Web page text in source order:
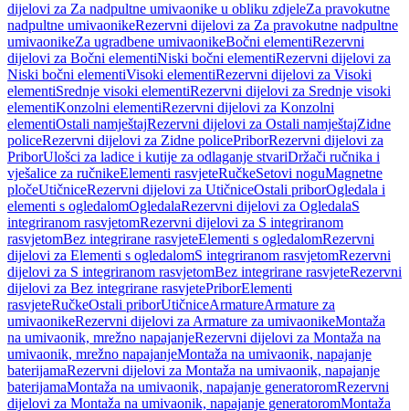
dijelovi za Za nadpultne umivaonike u obliku zdjeleZa pravokutne
nadpultne umivaonikeRezervni dijelovi za Za pravokutne nadpultne
umivaonikeZa ugradbene umivaonikeBočni elementiRezervni
dijelovi za Bočni elementiNiski bočni elementiRezervni dijelovi za
Niski bočni elementiVisoki elementiRezervni dijelovi za Visoki
elementiSrednje visoki elementiRezervni dijelovi za Srednje visoki
elementiKonzolni elementiRezervni dijelovi za Konzolni
elementiOstali namještajRezervni dijelovi za Ostali namještajZidne
policeRezervni dijelovi za Zidne policePriborRezervni dijelovi za
PriborUlošci za ladice i kutije za odlaganje stvariDržači ručnika i
vješalice za ručnikeElementi rasvjeteRučkeSetovi noguMagnetne
pločeUtičniceRezervni dijelovi za UtičniceOstali priborOgledala i
elementi s ogledalomOgledalaRezervni dijelovi za OgledalaS
integriranom rasvjetomRezervni dijelovi za S integriranom
rasvjetomBez integrirane rasvjeteElementi s ogledalomRezervni
dijelovi za Elementi s ogledalomS integriranom rasvjetomRezervni
dijelovi za S integriranom rasvjetomBez integrirane rasvjeteRezervni
dijelovi za Bez integrirane rasvjetePriborElementi
rasvjeteRučkeOstali priborUtičniceArmatureArmature za
umivaonikeRezervni dijelovi za Armature za umivaonikeMontaža
na umivaonik, mrežno napajanjeRezervni dijelovi za Montaža na
umivaonik, mrežno napajanjeMontaža na umivaonik, napajanje
baterijamaRezervni dijelovi za Montaža na umivaonik, napajanje
baterijamaMontaža na umivaonik, napajanje generatoromRezervni
dijelovi za Montaža na umivaonik, napajanje generatoromMontaža